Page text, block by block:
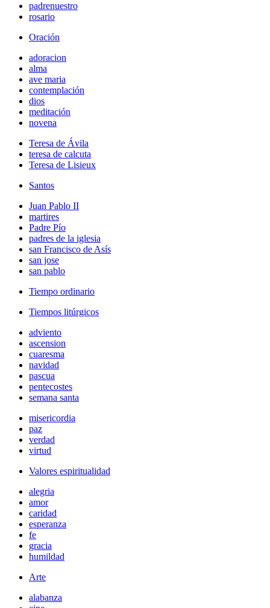
padrenuestro
rosario
Oración
adoracion
alma
ave maria
contemplación
dios
meditación
novena
Teresa de Ávila
teresa de calcuta
Teresa de Lisieux
Santos
Juan Pablo II
martires
Padre Pío
padres de la iglesia
san Francisco de Asís
san jose
san pablo
Tiempo ordinario
Tiempos litúrgicos
adviento
ascension
cuaresma
navidad
pascua
pentecostes
semana santa
misericordia
paz
verdad
virtud
Valores espiritualidad
alegria
amor
caridad
esperanza
fe
gracia
humildad
Arte
alabanza